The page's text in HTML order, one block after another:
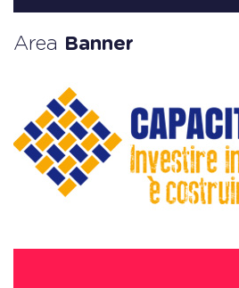
Area Banner